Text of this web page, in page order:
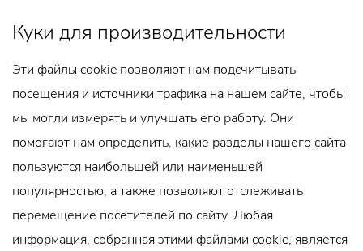
Куки для производительности
Эти файлы cookie позволяют нам подсчитывать
посещения и источники трафика на нашем сайте, чтобы
мы могли измерять и улучшать его работу. Они
помогают нам определить, какие разделы нашего сайта
пользуются наибольшей или наименьшей
популярностью, а также позволяют отслеживать
перемещение посетителей по сайту. Любая
информация, собранная этими файлами cookie, является